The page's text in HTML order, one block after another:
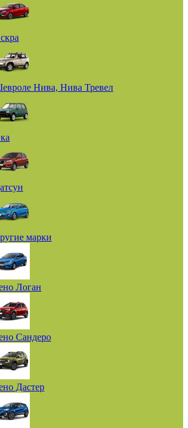
Нива, Нива Тревел
марки
Логан
Сандеро
Дастер